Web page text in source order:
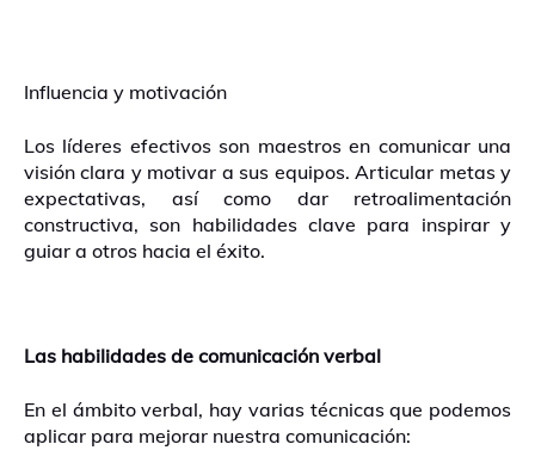
Influencia y motivación
Los líderes efectivos son maestros en comunicar una
visión clara y motivar a sus equipos. Articular metas y
expectativas, así como dar retroalimentación
constructiva, son habilidades clave para inspirar y
guiar a otros hacia el éxito.
Las habilidades de comunicación verbal
En el ámbito verbal, hay varias técnicas que podemos
aplicar para mejorar nuestra comunicación: